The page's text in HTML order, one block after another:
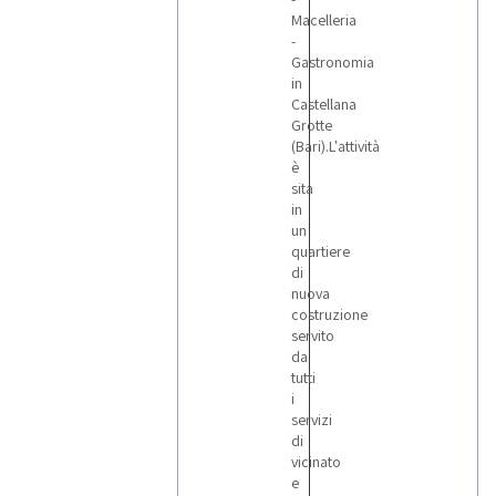
Macelleria
-
Gastronomia
in
Castellana
Grotte
(Bari).L'attività
è
sita
in
un
quartiere
di
nuova
costruzione
servito
da
tutti
i
servizi
di
vicinato
e